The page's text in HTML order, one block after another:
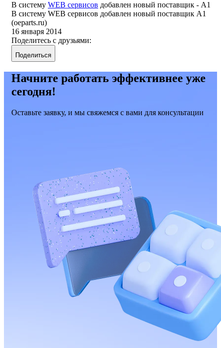
В систему WEB сервисов добавлен новый поставщик - A1
В систему WEB сервисов добавлен новый поставщик A1
(oeparts.ru)
16 января 2014
Поделитесь с друзьями:
Поделиться
Начните работать эффективнее уже
сегодня!
Оставьте заявку, и мы свяжемся с вами для консультации